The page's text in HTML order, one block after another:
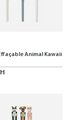
Animal Kawaii